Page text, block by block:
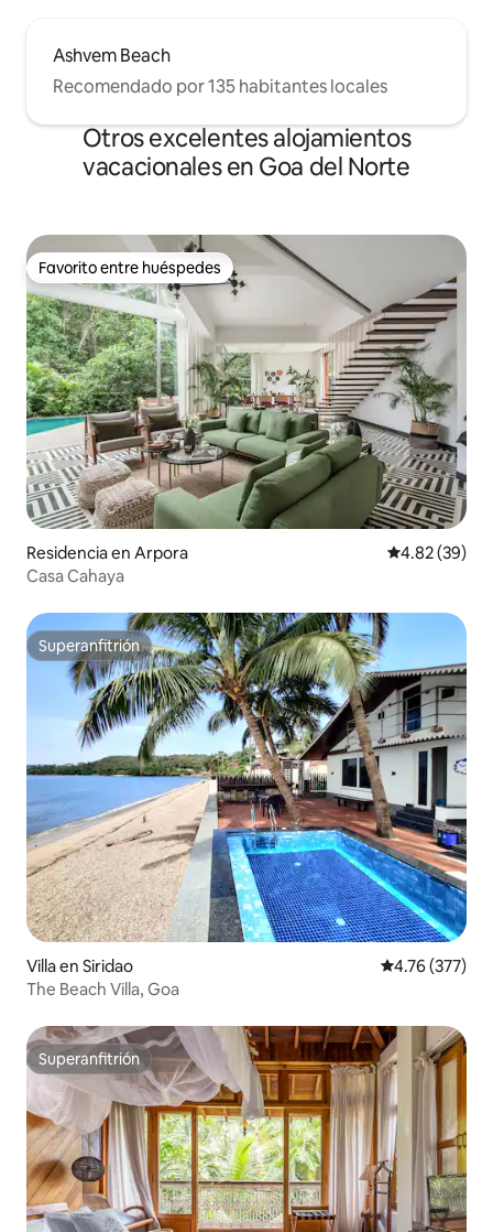
Ashvem Beach
Recomendado por 135 habitantes locales
Otros excelentes alojamientos
vacacionales en Goa del Norte
Favorito entre huéspedes
Favorito entre huéspedes
Residencia en Arpora Calificación
4.82 (39)
Casa Cahaya
Superanfitrión
Superanfitrión
Villa en Siridao Calificación
4.76 (377)
The Beach Villa, Goa
Superanfitrión
Superanfitrión